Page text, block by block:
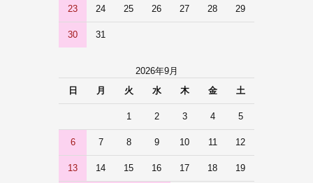
23 24 25 26 27 28 29
30 31
2026年9月
日
月 火 水 木 金 土
1 2 3 4 5
6 7 8 9 10 11 12
13 14 15 16 17 18 19